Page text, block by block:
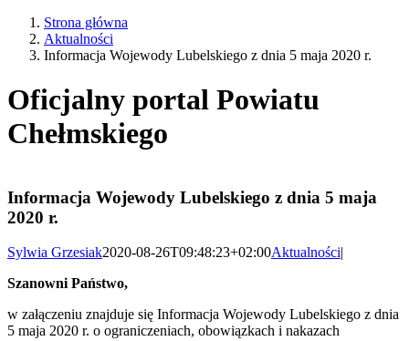
Strona główna
Aktualności
Informacja Wojewody Lubelskiego z dnia 5 maja 2020 r.
Oficjalny portal Powiatu
Chełmskiego
Informacja Wojewody Lubelskiego z dnia 5 maja
2020 r.
Sylwia Grzesiak2020-08-26T09:48:23+02:00Aktualności|
Szanowni Państwo,
w załączeniu znajduje się Informacja Wojewody Lubelskiego z dnia
5 maja 2020 r. o ograniczeniach, obowiązkach i nakazach